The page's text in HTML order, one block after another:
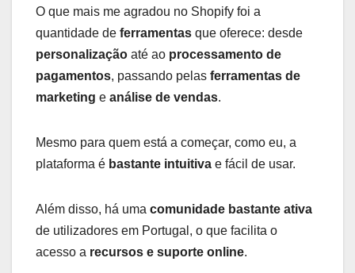
O que mais me agradou no Shopify foi a
quantidade de ferramentas que oferece: desde
personalização até ao processamento de
pagamentos, passando pelas ferramentas de
marketing e análise de vendas.
Mesmo para quem está a começar, como eu, a
plataforma é bastante intuitiva e fácil de usar.
Além disso, há uma comunidade bastante ativa
de utilizadores em Portugal, o que facilita o
acesso a recursos e suporte online.